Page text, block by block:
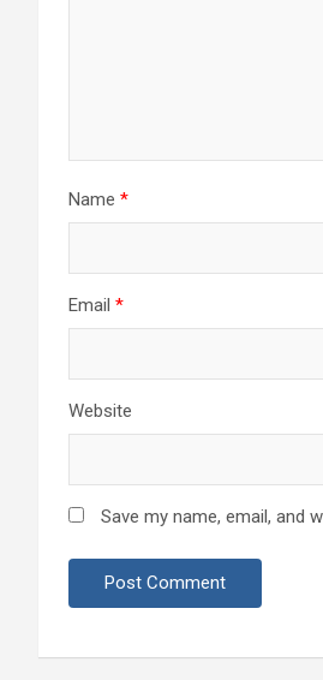
Name *
Email *
Website
Save my name, email, and